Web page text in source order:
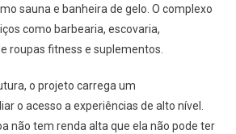
sauna e banheira de gelo. O complexo
como barbearia, escovaria,
roupas fitness e suplementos.
o projeto carrega um
o acesso a experiências de alto nível.
não tem renda alta que ela não pode ter